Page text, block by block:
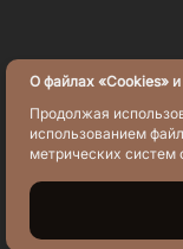
О файлах «Cookies»
Продолжая
использованием
метрических систем